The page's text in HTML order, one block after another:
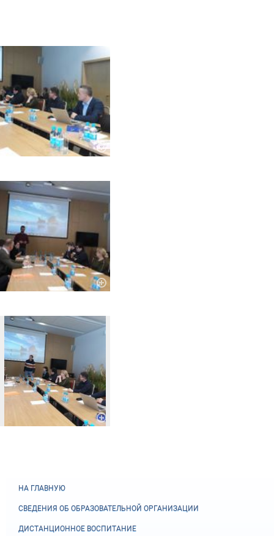
НА ГЛАВНУЮ
СВЕДЕНИЯ ОБ ОБРАЗОВАТЕЛЬНОЙ ОРГАНИЗАЦИИ
ДИСТАНЦИОННОЕ ВОСПИТАНИЕ